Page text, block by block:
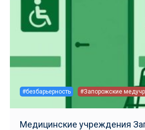
#безбарьерность #Запорожские
Медицинские учреждения